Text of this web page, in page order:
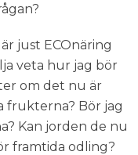
just ECOnäring
veta hur jag bör
om det nu är
frukterna? Bör jag
Kan jorden de nu
framtida odling?